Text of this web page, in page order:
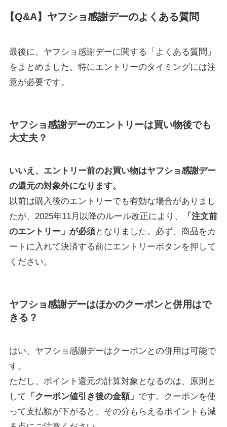
【Q&A】ヤフショ感謝デーのよくある質問
最後に、ヤフショ感謝デーに関する「よくある質問」
をまとめました。特にエントリーのタイミングには注
意が必要です。
ヤフショ感謝デーのエントリーは買い物後でも
大丈夫？
いいえ、エントリー前のお買い物はヤフショ感謝デー
の還元の対象外になります。
以前は購入後のエントリーでも有効な場合がありまし
たが、2025年11月以降のルール改正により、
「注文前
のエントリー」が必須となりました。必ず、商品をカ
ートに入れて決済する前にエントリーボタンを押して
ください。
ヤフショ感謝デーはほかのクーポンと併用はで
きる？
はい、ヤフショ感謝デーはクーポンとの併用は可能で
す。
ただし、ポイント還元の計算対象となるのは、原則と
して
「クーポン値引き後の金額」 です。クーポンを使
って支払額が下がると、その分もらえるポイントも減